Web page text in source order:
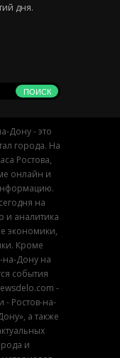
дня.
Дону - это
города. На
Ростова,
онлайн и
на
и аналитика
экономики,
Кроме
на-Дону на
события
-
- Ростов-на-
а также
и